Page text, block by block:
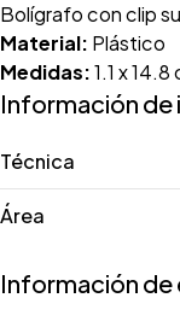
Bolígrafo con clip
Material: Plástico
Medidas:1.1 x 14.8
Información de
Técnica
Área
Información de